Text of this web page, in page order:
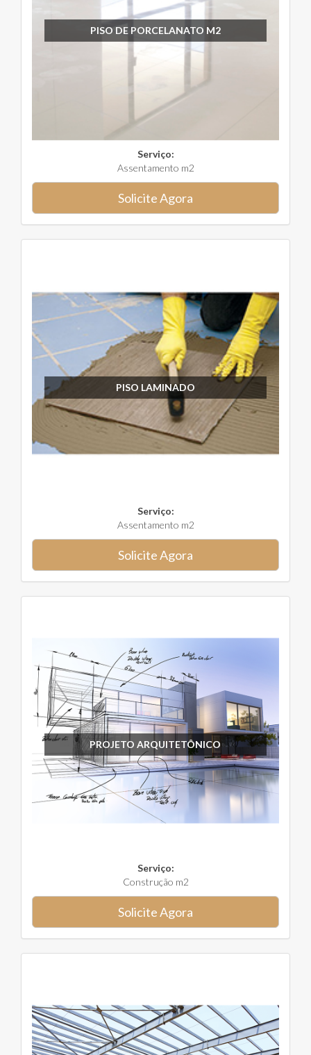
PISO DE PORCELANATO M2
Serviço:
Assentamento m2
Solicite Agora
PISO LAMINADO
Serviço:
Assentamento m2
Solicite Agora
PROJETO ARQUITETÔNICO
Serviço:
Construção m2
Solicite Agora